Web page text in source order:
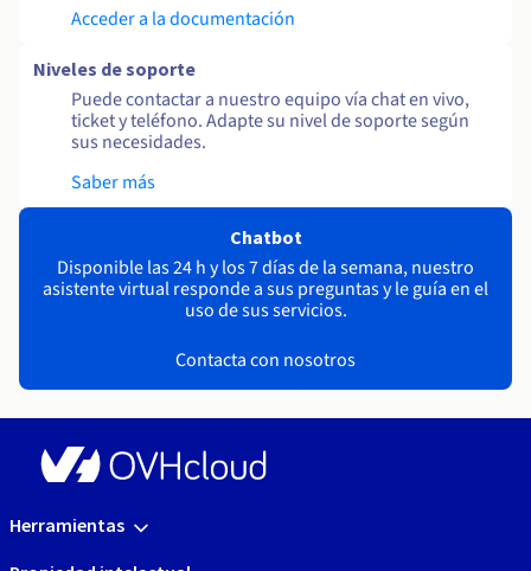
Acceder a la documentación
Niveles de soporte
Puede contactar a nuestro equipo vía chat en vivo,
ticket y teléfono. Adapte su nivel de soporte según
sus necesidades.
Saber más
Chatbot
Disponible las 24 h y los 7 días de la semana, nuestro
asistente virtual responde a sus preguntas y le guía en el
uso de sus servicios.
Contacta con nosotros
Herramientas